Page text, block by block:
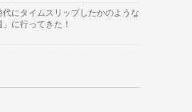
にタイムスリップしたかのような
」に行ってきた！